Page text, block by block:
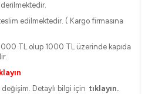
edilmektedir. ( Kargo firmasına
TL olup 1000 TL üzerinde kapıda
Detaylı bilgi için tıklayın.